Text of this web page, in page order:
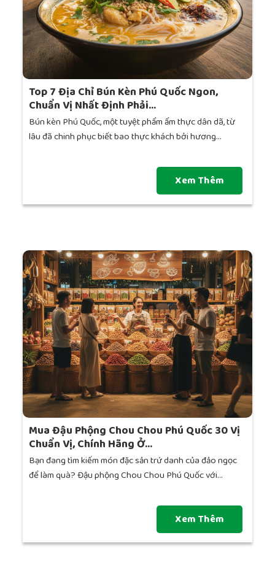
Top 7 Địa Chỉ Bún Kèn Phú Quốc Ngon,
Chuẩn Vị Nhất Định Phải...
Bún kèn Phú Quốc, một tuyệt phẩm ẩm thực dân dã, từ
lâu đã chinh phục biết bao thực khách bởi hương...
Xem Thêm
Mua Đậu Phộng Chou Chou Phú Quốc 30 Vị
Chuẩn Vị, Chính Hãng Ở...
Bạn đang tìm kiếm món đặc sản trứ danh của đảo ngọc
để làm quà? Đậu phộng Chou Chou Phú Quốc với...
Xem Thêm